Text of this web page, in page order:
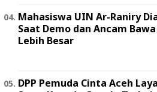
Mahasiswa UIN Ar-Raniry
Saat Demo dan Ancam
Lebih Besar
DPP Pemuda Cinta Aceh